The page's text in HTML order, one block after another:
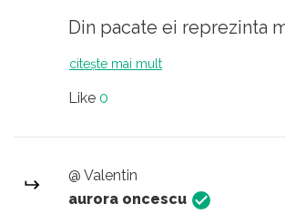
bani pe nimeni si nimic, si nu
fapt motivul pt care nu merge
Romania, sunt chiar ei.
Ei sunt cei care vor "sa se faca" ,
Din pacate ei reprezinta
citește mai mult
Like 0
@ Valentin
aurora oncescu